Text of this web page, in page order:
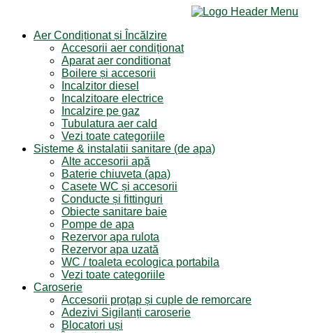
Aer Condiționat și Încălzire
Accesorii aer condiționat
Aparat aer conditionat
Boilere și accesorii
Incalzitor diesel
Incalzitoare electrice
Incalzire pe gaz
Tubulatura aer cald
Vezi toate categoriile
Sisteme & instalatii sanitare (de apa)
Alte accesorii apă
Baterie chiuveta (apa)
Casete WC și accesorii
Conducte și fittinguri
Obiecte sanitare baie
Pompe de apa
Rezervor apa rulota
Rezervor apa uzată
WC / toaleta ecologica portabila
Vezi toate categoriile
Caroserie
Accesorii proțap și cuple de remorcare
Adezivi Sigilanți caroserie
Blocatori uși